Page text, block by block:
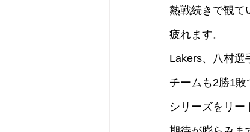
熱戦続きで観て
疲れます。
Lakers、八村選
チームも2勝1敗
シリーズをリー